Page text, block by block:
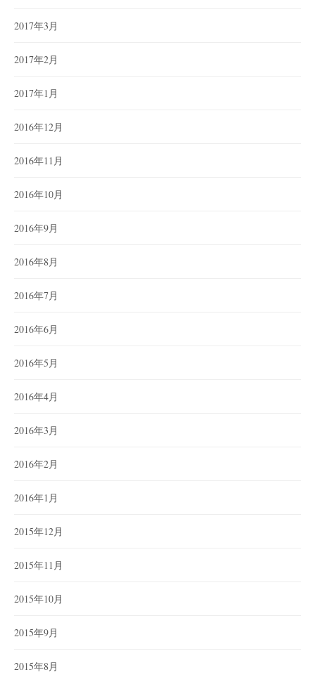
2017年3月
2017年2月
2017年1月
2016年12月
2016年11月
2016年10月
2016年9月
2016年8月
2016年7月
2016年6月
2016年5月
2016年4月
2016年3月
2016年2月
2016年1月
2015年12月
2015年11月
2015年10月
2015年9月
2015年8月